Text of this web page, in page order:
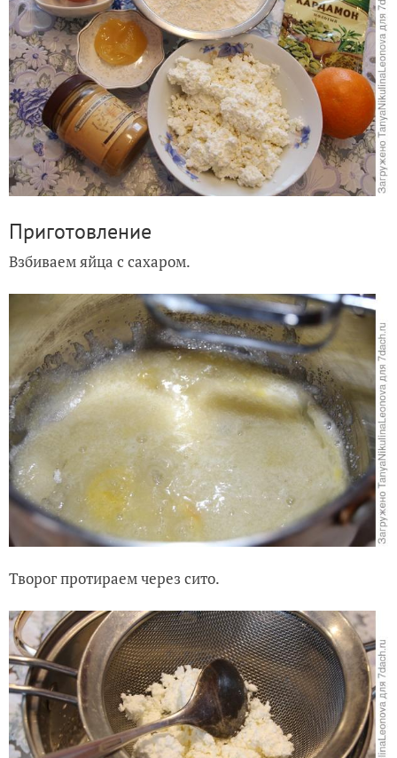
Приготовление
Взбиваем яйца с сахаром.
Творог протираем через сито.